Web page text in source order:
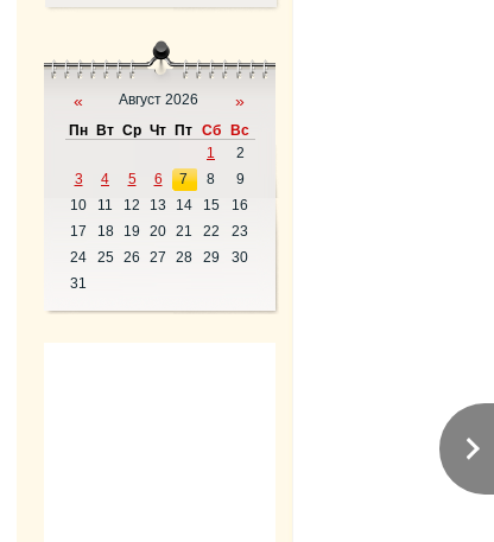
« Август 2026 »
Пн Вт Ср Чт Пт Сб
Вс
1
2
3
4 5 6 7 8
9
10
11 12 13 14 15
16
17
18 19 20 21 22
23
24
25 26 27 28 29
30
31